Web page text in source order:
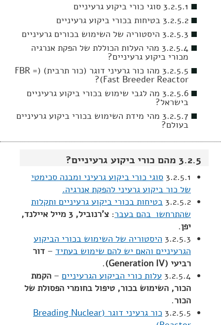
3.2.5 מהם כורי ביקוע גרעיניים?
3.2.5.1 סוגי כורי ביקוע גרעיני ומבנה סכימטי
של כור ביקוע גרעיני להפקת אנרגיה.
3.2.5.2 בטיחות בכורי ביקוע גרעיניים ותקלות
שהתרחשו בהם בעבר:
צ'רנוביל, 3 מייל איילנד,
יפן.
3.2.5.3 היסטוריה של השימוש בכורי הביקוע
הגרעיניים והאם יש להם שימוש בעתיד – דור
רביעי (Generation IV)
.
3.2.5.4 עלות כורי הביקוע הגרעיניים – הקמת
הכור, השימוש בכור, טיפול בחומרי הפסולת של
הכור.
3.2.5.5
כור גרעיני דוגר (Breading Nuclear
3.2.5.1 סוגי כורי ביקוע גרעיניים
3.2.5.2 בטיחות בכורי ביקוע גרעיניים
3.2.5.3 היסטוריה של השימוש בכורים גרעיניים
3.2.5.4 מהי העלות הכוללת של הפקת אנרגיה
מכורי ביקוע גרעיניים?
3.2.5.5 מהו כור גרעיני דוגר (כור תרבית) (FBR =
Fast Breeder Reactor)?
3.2.5.6 מה לגבי שימוש בכורי ביקוע גרעיניים
בישראל?
3.2.5.7 מהי מידת השימוש בכורי ביקוע גרעיניים
בעולם?